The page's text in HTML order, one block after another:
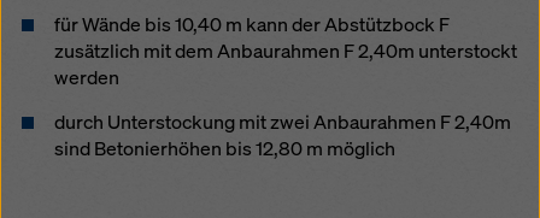
für Wände bis 10,40 m kann der Abstützbock F
zusätzlich mit dem Anbaurahmen F 2,40m unterstockt
werden
durch Unterstockung mit zwei Anbaurahmen F 2,40m
sind Betonierhöhen bis 12,80 m möglich